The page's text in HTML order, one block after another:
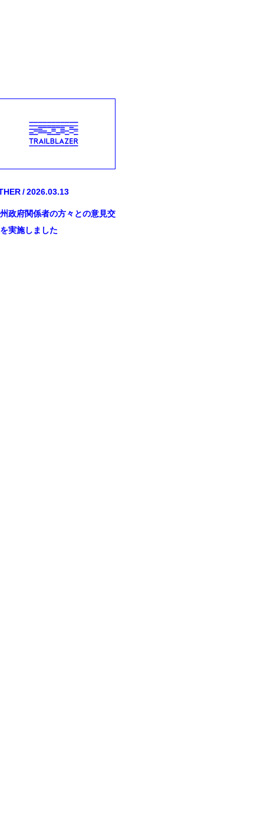
2026.03.13
政府関係者の方々との意見交
実施しました